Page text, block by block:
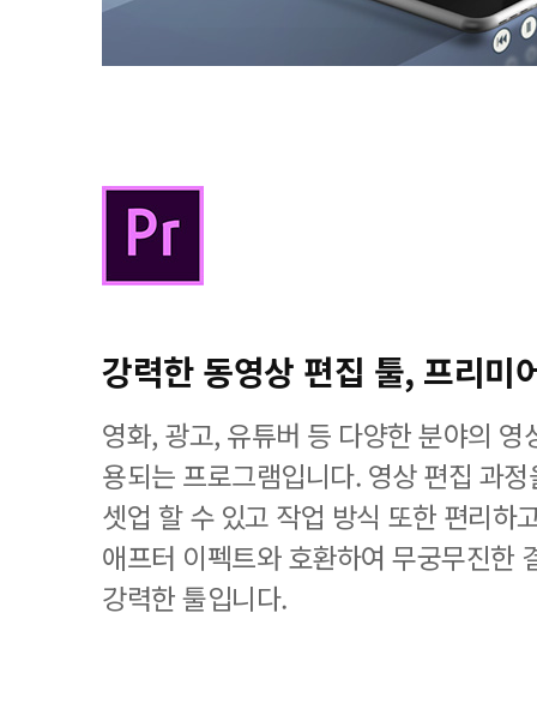
강력한 동영상 편집 툴, 프리미
영화, 광고, 유튜버 등 다양한 분야의
용되는 프로그램입니다. 영상 편집 과
셋업 할 수 있고 작업 방식 또한 편리하
애프터 이펙트와 호환하여 무궁무진한
강력한 툴입니다.